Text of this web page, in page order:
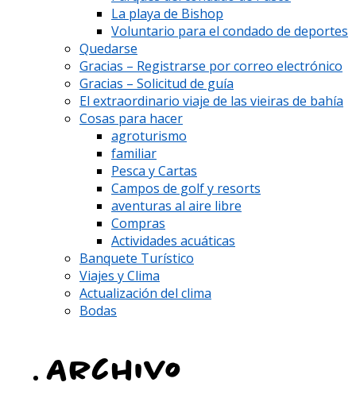
La playa de Bishop
Voluntario para el condado de deportes
Quedarse
Gracias – Registrarse por correo electrónico
Gracias – Solicitud de guía
El extraordinario viaje de las vieiras de bahía
Cosas para hacer
agroturismo
familiar
Pesca y Cartas
Campos de golf y resorts
aventuras al aire libre
Compras
Actividades acuáticas
Banquete Turístico
Viajes y Clima
Actualización del clima
Bodas
Archivo